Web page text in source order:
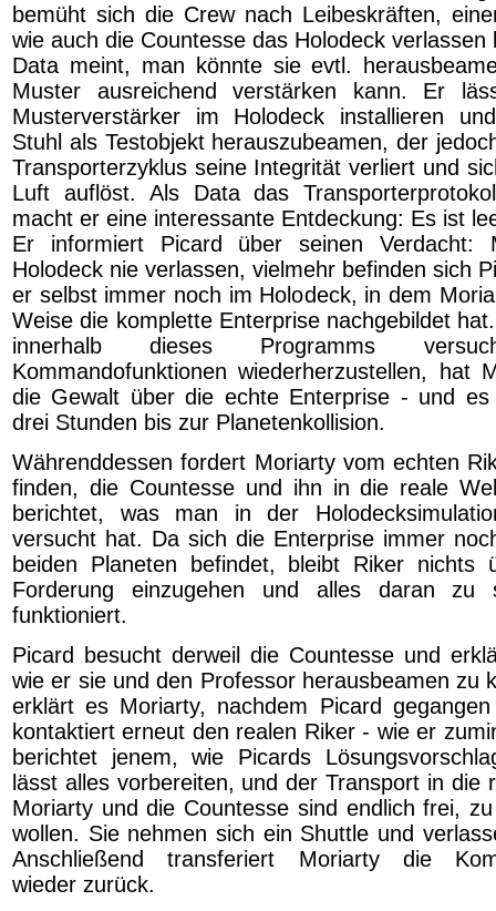
bemüht sich die Crew nach Leibeskräften,
wie auch die Countesse das Holodeck verlassen
Data meint, man könnte sie evtl.
Muster ausreichend verstärken kann. Er
Musterverstärker im Holodeck installieren
Stuhl als Testobjekt herauszubeamen, der
Transporterzyklus seine Integrität verliert und
Luft auflöst. Als Data das
macht er eine interessante Entdeckung: Es ist
Er informiert Picard über seinen Verdacht:
Holodeck nie verlassen, vielmehr befinden sich
er selbst immer noch im Holodeck, in dem
Weise die komplette Enterprise nachgebildet
innerhalb dieses Programms
Kommandofunktionen wiederherzustellen, hat
die Gewalt über die echte Enterprise - und
drei Stunden bis zur Planetenkollision.
Währenddessen fordert Moriarty vom echten
finden, die Countesse und ihn in die reale
berichtet, was man in der
versucht hat. Da sich die Enterprise immer
beiden Planeten befindet, bleibt Riker nichts
Forderung einzugehen und alles daran zu
funktioniert.
Picard besucht derweil die Countesse und
wie er sie und den Professor herausbeamen zu
erklärt es Moriarty, nachdem Picard
kontaktiert erneut den realen Riker - wie er
berichtet jenem, wie Picards
lässt alles vorbereiten, und der Transport in die
Moriarty und die Countesse sind endlich frei,
wollen. Sie nehmen sich ein Shuttle und
Anschließend transferiert Moriarty die
wieder zurück.